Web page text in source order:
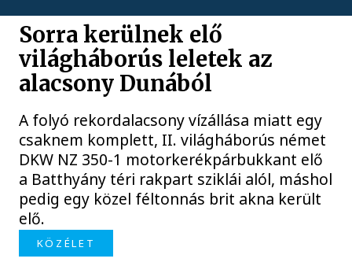
Sorra kerülnek elő
világháborús leletek az
alacsony Dunából
A folyó rekordalacsony vízállása miatt egy
csaknem komplett, II. világháborús német
DKW NZ 350-1 motorkerékpárbukkant elő
a Batthyány téri rakpart sziklái alól, máshol
pedig egy közel féltonnás brit akna került
elő.
KÖZÉLET